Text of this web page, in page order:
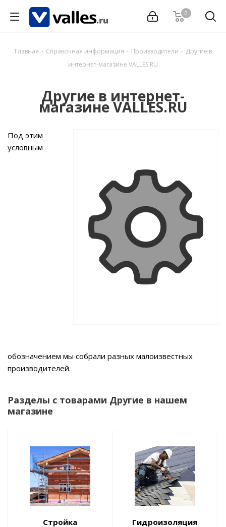
0
Главная - Справочная информация - Производители - Другие в
интернет-магазине VALLES.RU
Другие в интернет-
магазине VALLES.RU
Под этим
условным
обозначением мы собрали разных малоизвестных
производителей.
Разделы с товарами Другие в нашем
магазине
Стройка Гидроизоляция